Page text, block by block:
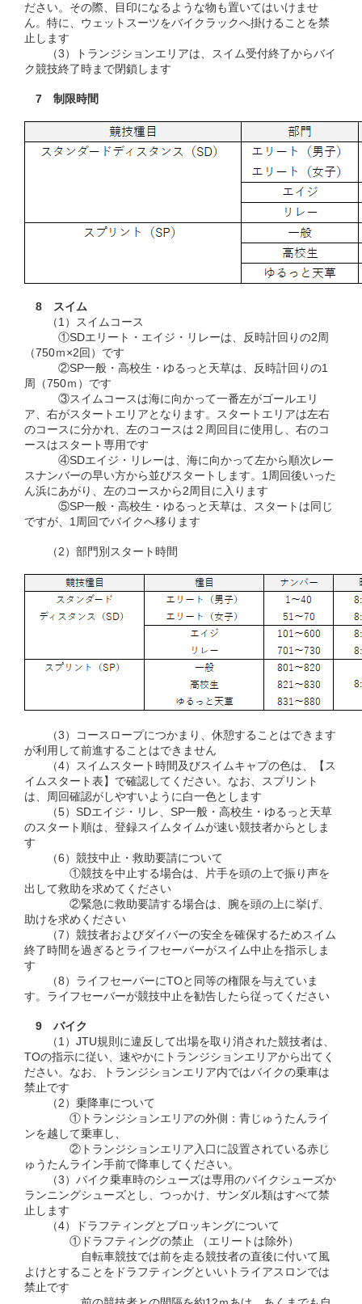
ださい。その際、目印になるような物も置いてはいけませ
ん。特に、ウェットスーツをバイクラックへ掛けることを禁
止します
（3）トランジションエリアは、スイム受付終了からバイ
ク競技終了時まで閉鎖します
7 制限時間
8 スイム
（1）スイムコース
①SDエリート・エイジ・リレーは、反時計回りの2周
（750ｍ×2回）です
②SP一般・高校生・ゆるっと天草は、反時計回りの1
周（750ｍ）です
③スイムコースは海に向かって一番左がゴールエリ
ア、右がスタートエリアとなります。スタートエリアは左右
のコースに分かれ、左のコースは２周回目に使用し、右のコ
ースはスタート専用です
④SDエイジ・リレーは、海に向かって左から順次レー
スナンバーの早い方から並びスタートします。1周回後いった
ん浜にあがり、左のコースから2周目に入ります
⑤SP一般・高校生・ゆるっと天草は、スタートは同じ
ですが、1周回でバイクへ移ります
（2）部門別スタート時間
（3）コースロープにつかまり、休憩することはできます
が利用して前進することはできません
（4）スイムスタート時間及びスイムキャプの色は、【ス
イムスタート表】で確認してください。なお、スプリント
は、周回確認がしやすいように白一色とします
（5）SDエイジ・リレ、SP一般・高校生・ゆるっと天草
のスタート順は、登録スイムタイムが速い競技者からとしま
す
（6）競技中止・救助要請について
①競技を中止する場合は、片手を頭の上で振り声を
出して救助を求めてください
②緊急に救助要請する場合は、腕を頭の上に挙げ、
助けを求めください
（7）競技者およびダイバーの安全を確保するためスイム
終了時間を過ぎるとライフセーバーがスイム中止を指示しま
す
（8）ライフセーバーにTOと同等の権限を与えていま
す。ライフセーバーが競技中止を勧告したら従ってください
9 バイク
（1）JTU規則に違反して出場を取り消された競技者は、
TOの指示に従い、速やかにトランジションエリアから出てく
ださい。なお、トランジションエリア内ではバイクの乗車は
禁止です
（2）乗降車について
①トランジションエリアの外側：青じゅうたんライ
ンを越して乗車し、
②トランジションエリア入口に設置されている赤じ
ゅうたんライン手前で降車してください。
（3）バイク乗車時のシューズは専用のバイクシューズか
ランニングシューズとし、つっかけ、サンダル類はすべて禁
止します
（4）ドラフティングとブロッキングについて
①ドラフティングの禁止 （エリートは除外）
自転車競技では前を走る競技者の直後に付いて風
よけとすることをドラフティングといいトライアスロンでは
禁止です